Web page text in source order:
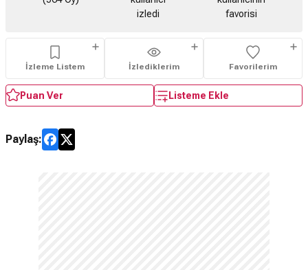
izledi
favorisi
İzleme Listem İzlediklerim Favorilerim
Puan Ver Listeme Ekle
Paylaş: